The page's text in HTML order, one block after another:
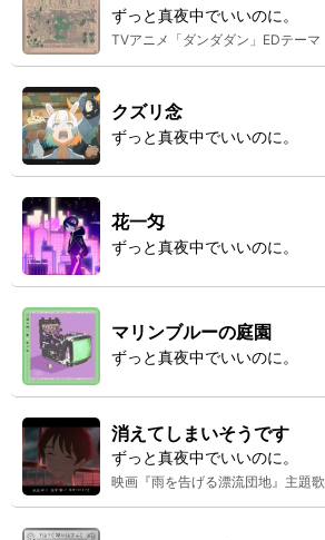
ずっと真夜中でいいのに。
TVアニメ「ダンダダン」EDテーマ
クズリ念
ずっと真夜中でいいのに。
花一匁
ずっと真夜中でいいのに。
マリンブルーの庭園
ずっと真夜中でいいのに。
消えてしまいそうです
ずっと真夜中でいいのに。
映画『雨を告げる漂流団地』主題歌